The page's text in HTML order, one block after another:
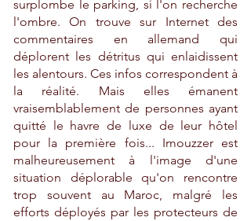
surplombe le parking, si l'on recherche
l'ombre. On trouve sur Internet des
commentaires en allemand qui
déplorent les détritus qui enlaidissent
les alentours. Ces infos correspondent à
la réalité. Mais elles émanent
vraisemblablement de personnes ayant
quitté le havre de luxe de leur hôtel
pour la première fois... Imouzzer est
malheureusement à l'image d'une
situation déplorable qu'on rencontre
trop souvent au Maroc, malgré les
efforts déployés par les protecteurs de